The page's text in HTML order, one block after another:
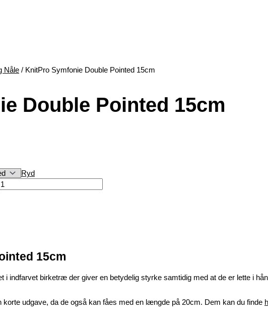
Nåle / KnitPro Symfonie Double Pointed 15cm
Double Pointed 15cm
Ryd
15cm
i indfarvet birketræ der giver en betydelig styrke samtidig med at de er lette i
udgave, da de også kan fåes med en længde på 20cm. Dem kan du finde